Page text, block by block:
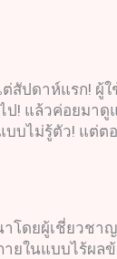
ปดาห์แรก! ผู้
! แล้วค่อยมา
บไม่รู้ตัว! แต่
ดยผู้เชี่ยวช
ในแบบไร้ผลข้